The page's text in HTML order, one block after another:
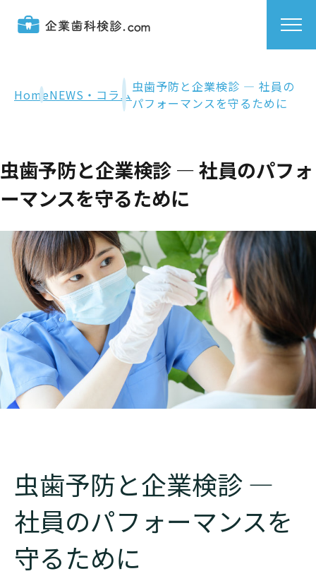
HomeNEWS・コラム虫歯予防と企業検診 ― 社員の
パフォーマンスを守るために
虫歯予防と企業検診 ― 社員のパフォ
ーマンスを守るために
虫歯予防と企業検診 ―
社員のパフォーマンスを
守るために